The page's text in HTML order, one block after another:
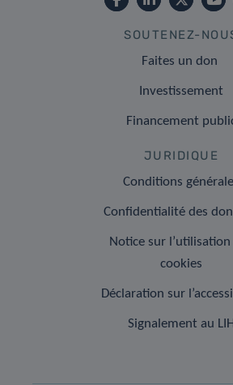
SOUTENEZ-
Faites un don
Investissement
Financement
JURIDIQUE
Conditions
Confidentialité des
Notice sur l’utilisation
cookies
Déclaration sur
Signalement au LIH